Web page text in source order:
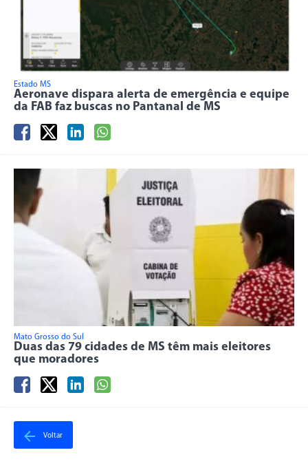
Estado MS
Aeronave dispara alerta de emergência e equipe
da FAB faz buscas no Pantanal de MS
Mato Grosso do Sul
Duas das 79 cidades de MS têm mais eleitores
que moradores
Voltar